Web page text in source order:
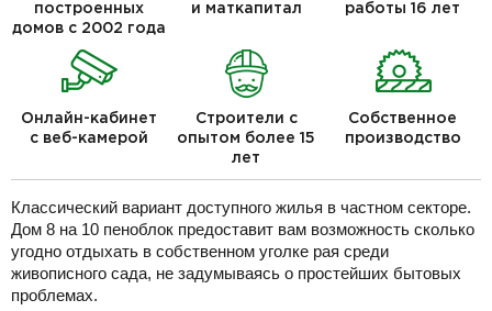
построенных
домов с 2002 года
и маткапитал
работы 16 лет
Онлайн-кабинет
с веб-камерой
Строители с
опытом более 15
лет
Собственное
производство
Классический вариант доступного жилья в частном секторе.
Дом 8 на 10 пеноблок предоставит вам возможность сколько
угодно отдыхать в собственном уголке рая среди
живописного сада, не задумываясь о простейших бытовых
проблемах.